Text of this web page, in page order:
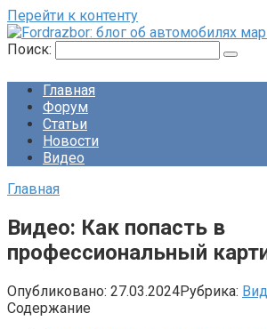
Перейти к контенту
Поиск:
Главная
Форум
Статьи
Новости
Видео
Главная
Видео: Как попасть в
профессиональный
Опубликовано: 27.03.2024Рубрика:
Содержание